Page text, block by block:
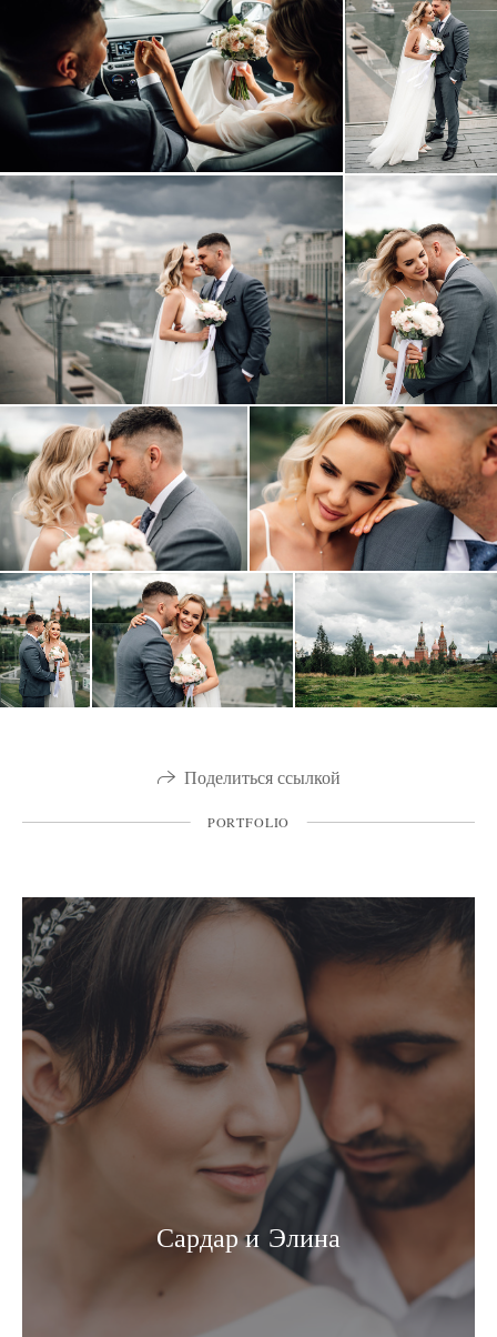
Поделиться ссылкой
PORTFOLIO
Сардар и Элина